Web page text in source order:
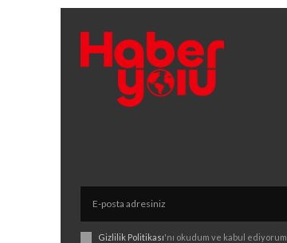
Gizlilik Politikası'nı okudum ve kabul ediyorum.